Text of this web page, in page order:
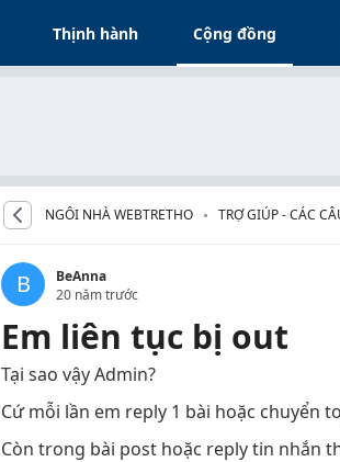
Thịnh hành Cộng đồng
NGÔI NHÀ WEBTRETHO TRỢ GIÚP - CÁC
B
BeAnna
20 năm trước
Em liên tục bị out
Tại sao vậy Admin?
Cứ mỗi lần em reply 1 bài hoặc chuyển
Còn trong bài post hoặc reply tin nhắn